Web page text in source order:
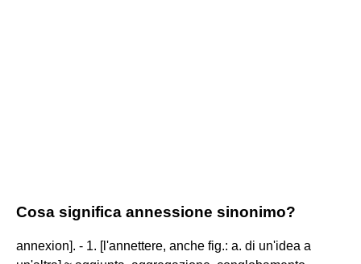
Cosa significa annessione sinonimo?
annexion]. - 1. [l'annettere, anche fig.: a. di un'idea a